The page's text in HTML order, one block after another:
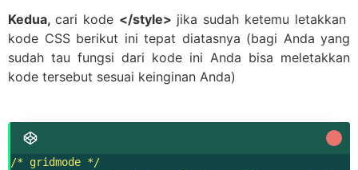
Kedua, cari kode </style> jika sudah ketemu letakkan
kode CSS berikut ini tepat diatasnya (bagi Anda yang
sudah tau fungsi dari kode ini Anda bisa meletakkan
kode tersebut sesuai keinginan Anda)
/* gridmode */